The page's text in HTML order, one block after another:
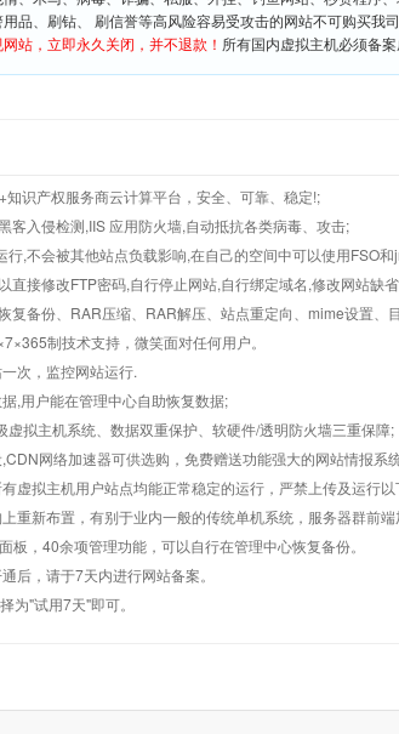
品、刷钻、 刷信誉等高风险容易受攻击的网站不可购买我
站，立即永久关闭，并不退款！ 所有国内虚拟主机必须备
知识产权服务商云计算平台，安全、可靠、稳定!;
客入侵检测,IIS 应用防火墙,自动抵抗各类病毒、攻击;
行,不会被其他站点负载影响,在自己的空间中可以使用FSO
直接修改FTP密码,自行停止网站,自行绑定域名,修改网站缺
复备份、RAR压缩、RAR解压、站点重定向、mime设置
制技术支持，微笑面对任何用户。
次，监控网站运行.
,用户能在管理中心自助恢复数据;
虚拟主机系统、数据双重保护、软硬件/透明防火墙三重保障;
网络加速器可供选购，免费赠送功能强大的网站情报系
虚拟主机用户站点均能正常稳定的运行，严禁上传及运行
重新布置，有别于业内一般的传统单机系统，服务器群前
板，40余项管理功能，可以自行在管理中心恢复备份。
后，请于7天内进行网站备案。
为"试用7天"即可。